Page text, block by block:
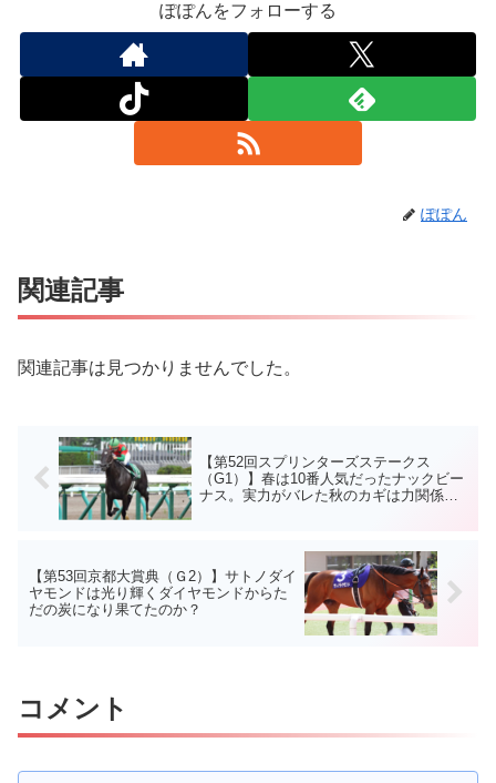
ぽぽんをフォローする
ぽぽん
関連記事
関連記事は見つかりませんでした。
【第52回スプリンターズステークス
（G1）】春は10番人気だったナックビー
ナス。実力がバレた秋のカギは力関係
【第53回京都大賞典（Ｇ2）】サトノダイ
ヤモンドは光り輝くダイヤモンドからた
だの炭になり果てたのか？
コメント